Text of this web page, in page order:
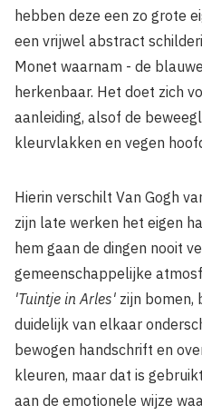
hebben deze een zo grote
een vrijwel abstract
Monet waarnam - de
herkenbaar. Het doet zich
aanleiding, alsof de
kleurvlakken en vegen
Hierin verschilt Van Gogh
zijn late werken het eigen
hem gaan de dingen nooit
gemeenschappelijke
'Tuintje in Arles' zijn bomen,
duidelijk van elkaar
bewogen handschrift en
kleuren, maar dat is
aan de emotionele wijze